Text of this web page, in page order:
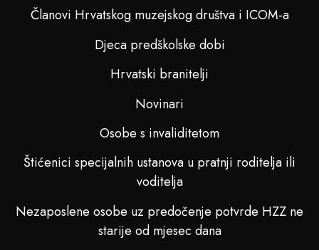
Članovi Hrvatskog muzejskog društva i ICOM-a
Djeca predškolske dobi
Hrvatski branitelji
Novinari
Osobe s invaliditetom
Štićenici specijalnih ustanova u pratnji roditelja ili
voditelja
Nezaposlene osobe uz predočenje potvrde HZZ ne
starije od mjesec dana